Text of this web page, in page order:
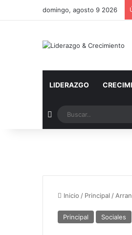
domingo, agosto 9 2026
LIDERAZGO
Artículo aleatorio
Inicio / Principal /
Principal Sociales